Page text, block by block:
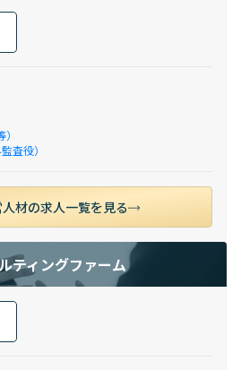
査役）
材の求人一覧を見る
ティングファーム